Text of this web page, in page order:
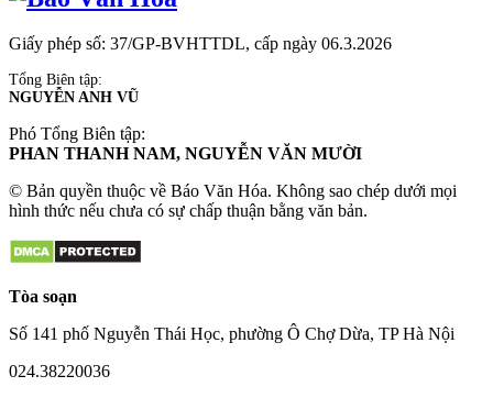
Giấy phép số: 37/GP-BVHTTDL, cấp ngày 06.3.2026
Tổng Biên tập:
NGUYỄN ANH VŨ
Phó Tổng Biên tập:
PHAN THANH NAM, NGUYỄN VĂN MƯỜI
© Bản quyền thuộc về Báo Văn Hóa. Không sao chép dưới mọi
hình thức nếu chưa có sự chấp thuận bằng văn bản.
Tòa soạn
Số 141 phố Nguyễn Thái Học, phường Ô Chợ Dừa, TP Hà Nội
024.38220036